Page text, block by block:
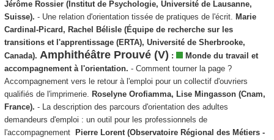
Jérôme Rossier (Institut de Psychologie, Université de Lausanne,
Suisse). - Une relation d'orientation tissée de pratiques de l'écrit. Marie
Cardinal-Picard, Rachel Bélisle (Équipe de recherche sur les
transitions et l'apprentissage (ERTA), Université de Sherbrooke,
Canada). Amphithéâtre Prouvé (V) :
Monde du travail et
accompagnement à l'orientation. - Comment tourner la page ?
Accompagnement vers le retour à l'emploi pour un collectif d'ouvriers
qualifiés de l'imprimerie. Roselyne Orofiamma, Lise Mingasson (Cnam,
France). - La description des parcours d'orientation des adultes
demandeurs d'emploi : un outil pour les professionnels de
l'accompagnement
Pierre Lorent (Observatoire Régional des Métiers -